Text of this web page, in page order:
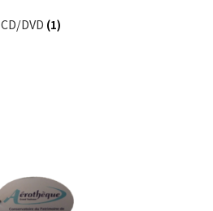
CD/DVD (1)